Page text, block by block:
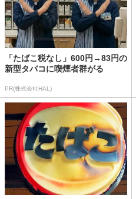
「たばこ税なし」600円→83円の
新型タバコに喫煙者群がる
PR(株式会社HAL)